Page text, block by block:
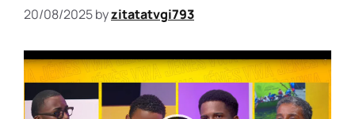
20/08/2025byzitatatvgi793